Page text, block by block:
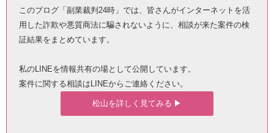
このブログ「副業裁判24時」では、皆さんがインターネットを活
用した詐欺や悪質商法に騙されないように、相談が来た案件の検
証結果をまとめています。
私のLINEを情報共有の場として公開しています。
案件に関する相談はLINEからご連絡ください。
松山を詳しく見てみる ▶︎